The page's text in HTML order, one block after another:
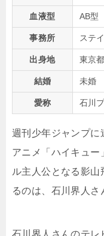
血液型 AB型
事務所 ステ
出身地 東京都
結婚 未婚
愛称 石川
週刊少年ジャンプに
アニメ「ハイキュー
ル主人公となる影
るのは、石川界人さ
石川界人さんのテレ